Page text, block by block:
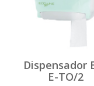
Dispensador
E-TO/2